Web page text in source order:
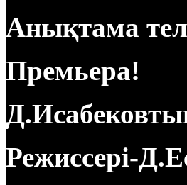
Анықтама
Премьера!
Режиссері-